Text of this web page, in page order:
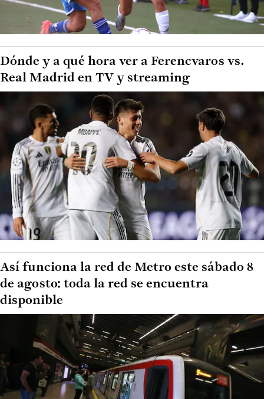
Dónde y a qué hora ver a Ferencvaros vs.
Real Madrid en TV y streaming
Así funciona la red de Metro este sábado 8
de agosto: toda la red se encuentra
disponible